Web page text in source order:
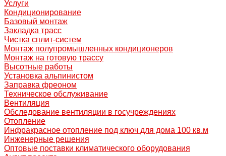
Услуги
Кондиционирование
Базовый монтаж
Закладка трасс
Чистка сплит-систем
Монтаж полупромышленных кондиционеров
Монтаж на готовую трассу
Высотные работы
Установка альпинистом
Заправка фреоном
Техническое обслуживание
Вентиляция
Обследование вентиляции в госучреждениях
Отопление
Инфракрасное отопление под ключ для дома 100 кв.м
Инженерные решения
Оптовые поставки климатического оборудования